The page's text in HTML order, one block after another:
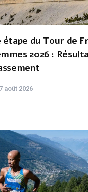
étape du Tour de
2026 :
7 août 2026